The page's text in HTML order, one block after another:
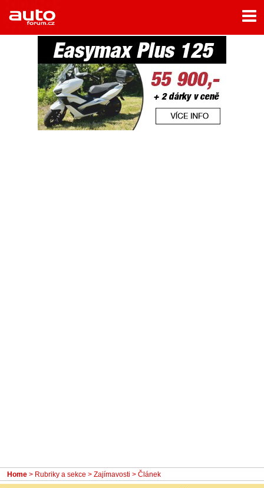
Home
Rubriky
- Jízdní dojmy a další testy
- Bleskovky
Home > Rubriky a sekce > Zajímavosti > Článek